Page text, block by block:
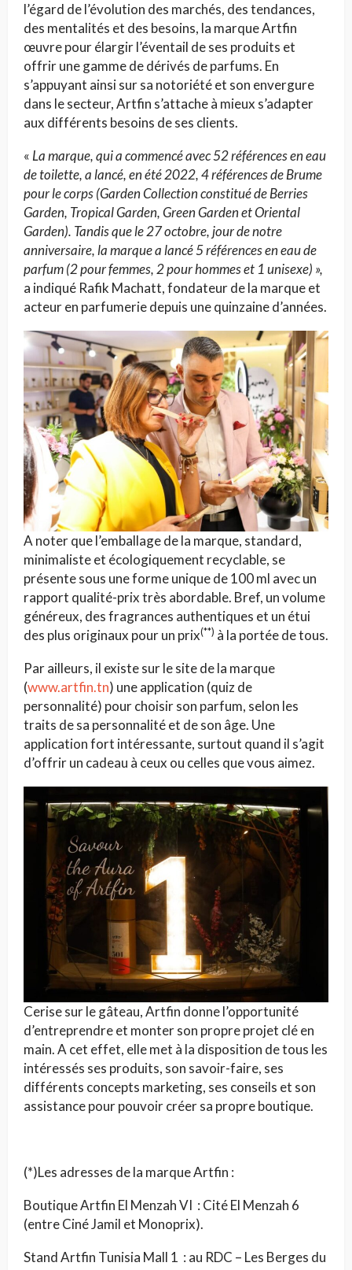
l’égard de l’évolution des marchés, des tendances,
des mentalités et des besoins, la marque Artfin
œuvre pour élargir l’éventail de ses produits et
offrir une gamme de dérivés de parfums. En
s’appuyant ainsi sur sa notoriété et son envergure
dans le secteur, Artfin s’attache à mieux s’adapter
aux différents besoins de ses clients.
«La marque, qui a commencé avec 52 références en eau
de toilette, a lancé, en été 2022, 4 références de Brume
pour le corps (Garden Collection constitué de Berries
Garden, Tropical Garden, Green Garden et Oriental
Garden). Tandis que le 27 octobre, jour de notre
anniversaire, la marque a lancé 5 références en eau de
parfum (2 pour femmes, 2 pour hommes et 1 unisexe) »,
a indiqué Rafik Machatt, fondateur de la marque et
acteur en parfumerie depuis une quinzaine d’années.
A noter que l’emballage de la marque, standard,
minimaliste et écologiquement recyclable, se
présente sous une forme unique de 100 ml avec un
rapport qualité-prix très abordable. Bref, un volume
généreux, des fragrances authentiques et un étui
des plus originaux pour un prix(**) à la portée de tous.
Par ailleurs, il existe sur le site de la marque
(www.artfin.tn) une application (quiz de
personnalité) pour choisir son parfum, selon les
traits de sa personnalité et de son âge. Une
application fort intéressante, surtout quand il s’agit
d’offrir un cadeau à ceux ou celles que vous aimez.
Cerise sur le gâteau, Artfin donne l’opportunité
d’entreprendre et monter son propre projet clé en
main. A cet effet, elle met à la disposition de tous les
intéressés ses produits, son savoir-faire, ses
différents concepts marketing, ses conseils et son
assistance pour pouvoir créer sa propre boutique.
(*)Les adresses de la marque Artfin :
Boutique Artfin El Menzah VI : Cité El Menzah 6
(entre Ciné Jamil et Monoprix).
Stand Artfin Tunisia Mall 1 : au RDC – Les Berges du